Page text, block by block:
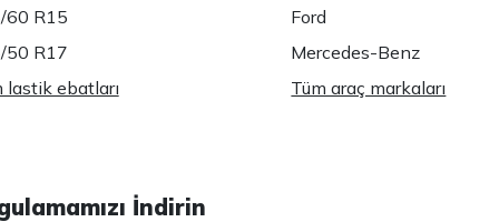
60 R15
50 R17
lastik ebatları
Ford
Mercedes-Benz
Tüm araç markaları
İndirin